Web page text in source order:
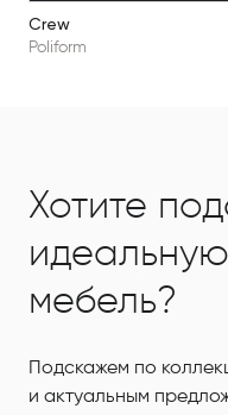
Crew
Poliform
Хотите
мебель?
Подскажем по
и актуальным